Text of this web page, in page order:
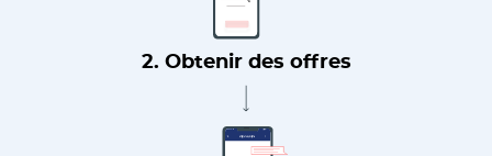
2. Obtenir des offres